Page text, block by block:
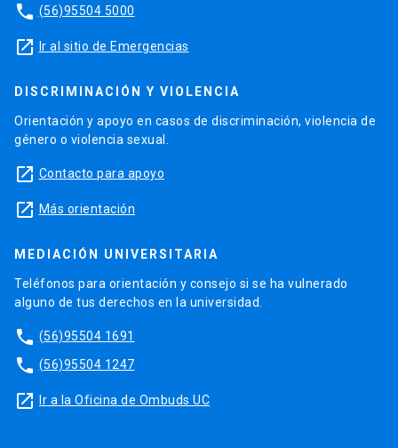
phone (56)95504 5000
launch Ir al sitio de Emergencias
DISCRIMINACIÓN Y VIOLENCIA
Orientación y apoyo en casos de discriminación, violencia de
género o violencia sexual.
launch Contacto para apoyo
launch Más orientación
MEDIACIÓN UNIVERSITARIA
Teléfonos para orientación y consejo si se ha vulnerado
alguno de tus derechos en la universidad.
phone (56)95504 1691
phone (56)95504 1247
launch Ir a la Oficina de Ombuds UC